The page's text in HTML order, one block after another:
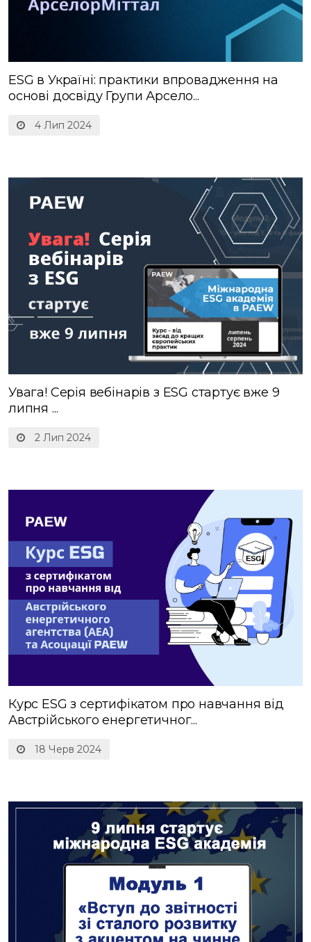
4 Лип 2024
ESG в Україні: практики впровадження на
основі досвіду Групи Арсело...
2 Лип 2024
Увага! Серія вебінарів з ESG стартує вже 9
липня ...
18 Черв 2024
Курс ESG з сертифікатом про навчання від
Австрійського енергетичног...